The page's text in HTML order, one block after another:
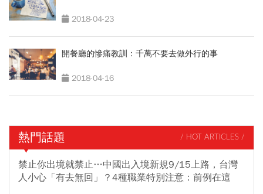
2018-04-23
開餐廳的慘痛教訓：千萬不要去做外行的事
2018-04-16
熱門話題 / HOT ARTICLES /
禁止你出境就禁止…中國出入境新規9/15上路，台灣
人小心「有去無回」？4種職業特別注意：前例在這